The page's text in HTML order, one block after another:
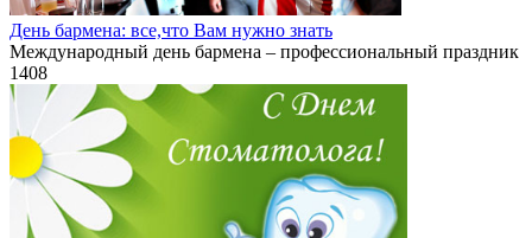
День бармена: все,что Вам нужно знать
Международный день бармена – профессиональный праздник
1408